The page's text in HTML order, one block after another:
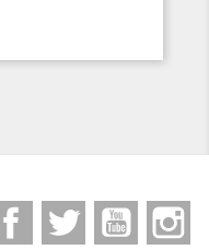
FacebookTwitter YouTube